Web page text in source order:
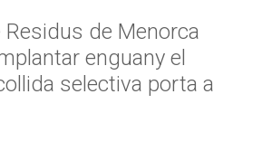
Residus de Menorca
enguany el
selectiva porta a